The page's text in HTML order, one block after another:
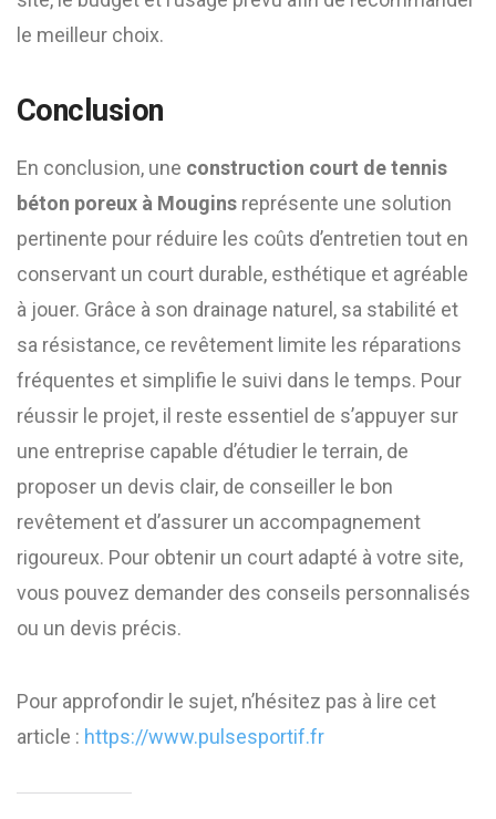
le meilleur choix.
Conclusion
En conclusion, une construction court de tennis
béton poreux à Mougins représente une solution
pertinente pour réduire les coûts d’entretien tout en
conservant un court durable, esthétique et agréable
à jouer. Grâce à son drainage naturel, sa stabilité et
sa résistance, ce revêtement limite les réparations
fréquentes et simplifie le suivi dans le temps. Pour
réussir le projet, il reste essentiel de s’appuyer sur
une entreprise capable d’étudier le terrain, de
proposer un devis clair, de conseiller le bon
revêtement et d’assurer un accompagnement
rigoureux. Pour obtenir un court adapté à votre site,
vous pouvez demander des conseils personnalisés
ou un devis précis.
Pour approfondir le sujet, n’hésitez pas à lire cet
article : https://www.pulsesportif.fr